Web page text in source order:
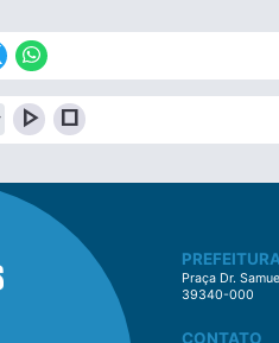
play_arrow stop
Praça Dr.
39340-000
CONTATO